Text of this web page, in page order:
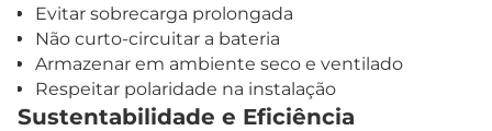
Evitar sobrecarga prolongada
Não curto-circuitar a bateria
Armazenar em ambiente seco e ventilado
Respeitar polaridade na instalação
Sustentabilidade e Eficiência